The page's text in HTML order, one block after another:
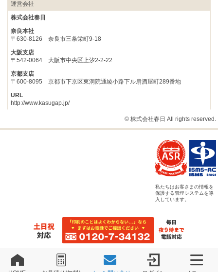
運営会社
株式会社春日
奈良本社
〒630-8126 奈良市三条栄町9-18
大阪支店
〒542-0064 大阪市中央区上汐2-2-22
京都支店
〒600-8095 京都市下京区東洞院通綾小路下ル扇酒屋町289番地
URL
http://www.kasugap.jp/
© 株式会社春日 All rights reserved.
私たちはお客さまの情報を
保護する管理システムを導
入しています。